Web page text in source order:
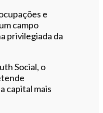
e
campo
privilegiada da
Social, o
capital mais